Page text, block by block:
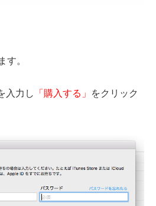
す。
入力し 「購入する」
をクリック